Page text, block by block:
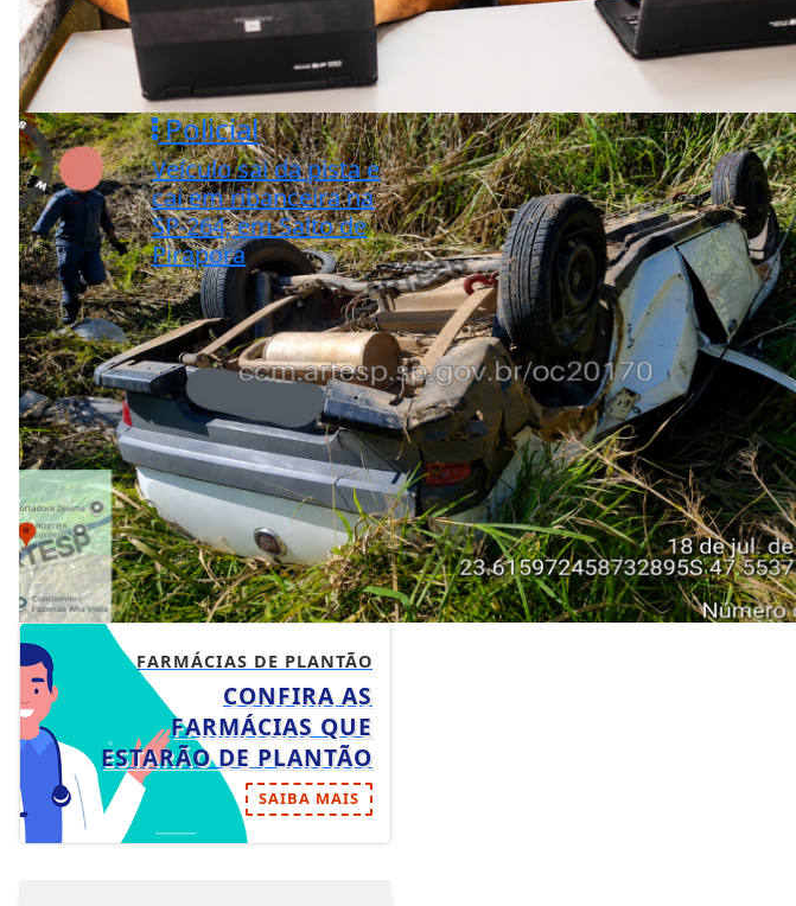
Policial
Veículo sai da pista e
cai em ribanceira na
SP-264, em Salto de
Pirapora
FARMÁCIAS DE PLANTÃO
CONFIRA AS
FARMÁCIAS QUE
ESTARÃO DE PLANTÃO
SAIBA MAIS